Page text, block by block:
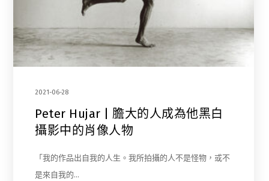
2021-06-28
Peter Hujar | 膽大的人成為他黑白
攝影中的肖像人物
「我的作品出自我的人生。我所拍攝的人不是怪物，或不
是來自我的…